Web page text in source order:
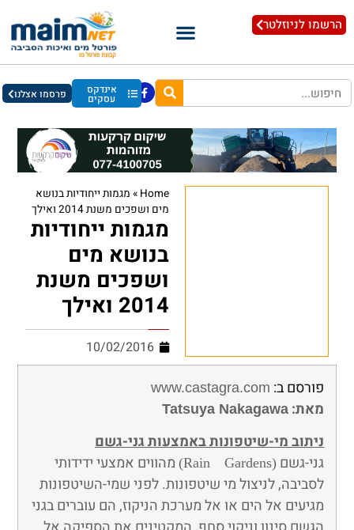
הרשמו לניוזלטר
אינדקס
עסקים פרסמו אצלנו
Home
» מגמות ייחודיות בנושא
מים ושפכים משנת 2014 ואילך
מגמות ייחודיות
בנושא מים
ושפכים משנת
2014 ואילך
10/02/2016
פורסם ב: www.castagra.com
מאת: Tatsuya Nakagawa
ניתוב מי-שיטפונות באמצעות גני-גשם
גני-גשם (Rain Gardens)
מהווים אמצעי ידידותי
לסביבה, לניצול מי שיטפונות. לפני שמי-השיטפונות
מגיעים אל הים או אל מערכת הניקוז, הם עוברים בגני